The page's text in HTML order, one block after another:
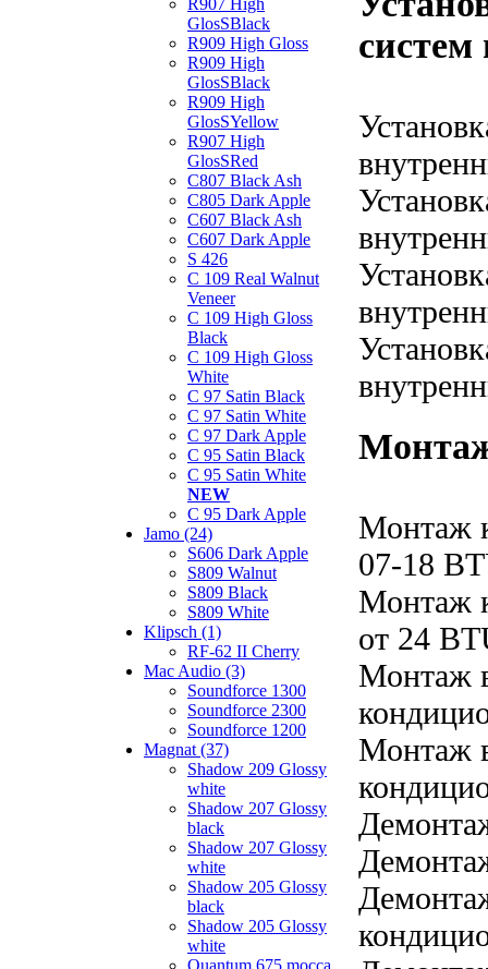
R907 High
GlosSBlack
R909 High Gloss
R909 High
GlosSBlack
R909 High
GlosSYellow
R907 High
GlosSRed
C807 Black Ash
C805 Dark Apple
C607 Black Ash
C607 Dark Apple
S 426
C 109 Real Walnut
Veneer
C 109 High Gloss
Black
C 109 High Gloss
White
C 97 Satin Black
C 97 Satin White
C 97 Dark Apple
C 95 Satin Black
C 95 Satin White
NEW
C 95 Dark Apple
Jamo (24)
S606 Dark Apple
S809 Walnut
S809 Black
S809 White
Klipsch (1)
RF-62 II Cherry
Mac Audio (3)
Soundforce 1300
Soundforce 2300
Soundforce 1200
Magnat (37)
Shadow 209 Glossy
white
Shadow 207 Glossy
black
Shadow 207 Glossy
white
Shadow 205 Glossy
black
Shadow 205 Glossy
white
Quantum 675 mocca
систем
Монтаж
07-18
Монтаж
от 24
Монтаж
Монтаж